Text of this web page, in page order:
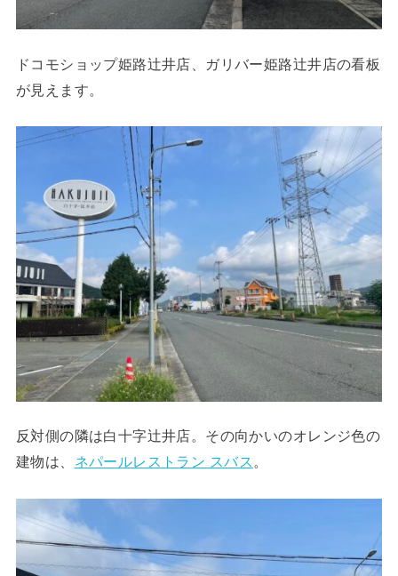
ドコモショップ姫路辻井店、ガリバー姫路辻井店の看板
が見えます。
反対側の隣は白十字辻井店。その向かいのオレンジ色の
建物は、 ネパールレストラン スバス 。